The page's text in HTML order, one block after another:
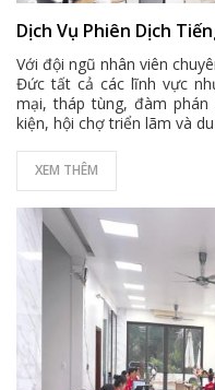
Dịch Vụ Phiên Dịch
Với đội ngũ nhân viên
Đức tất cả các lĩnh vực
mại, tháp tùng, đàm
kiện, hội chợ triển lãm và
XEM THÊM